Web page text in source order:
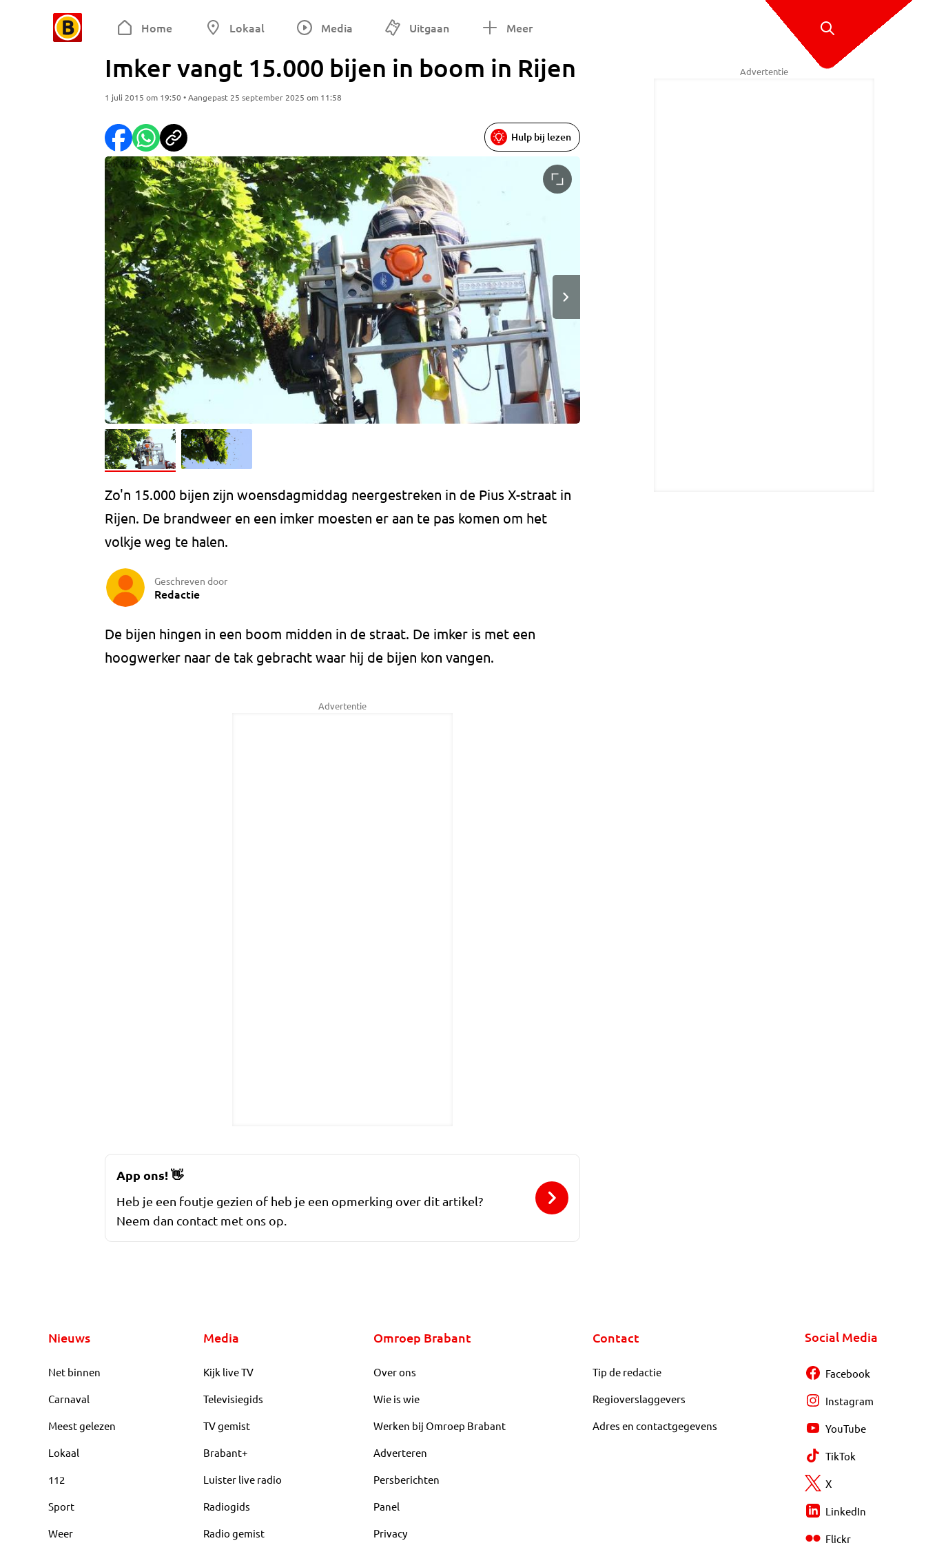
Home Lokaal Media Uitgaan Meer
Imker vangt 15.000 bijen in boom in Rijen
1 juli 2015 om 19:50 • Aangepast 25 september 2025 om 11:58
Foto: Koen Wouters/Stuve fotografie
Hulp bij lezen
Zo'n 15.000 bijen zijn woensdagmiddag neergestreken in de Pius X-straat in
Rijen. De brandweer en een imker moesten er aan te pas komen om het
volkje weg te halen.
Geschreven door
Redactie
De bijen hingen in een boom midden in de straat. De imker is met een
hoogwerker naar de tak gebracht waar hij de bijen kon vangen.
Advertentie
Advertentie
App ons!👋
Heb je een foutje gezien of heb je een opmerking over dit artikel?
Neem dan contact met ons op.
Nieuws
Net binnen
Carnaval
Meest gelezen
Lokaal
112
Sport
Weer
Media
Kijk live TV
Televisiegids
TV gemist
Brabant+
Luister live radio
Radiogids
Radio gemist
Omroep Brabant
Over ons
Wie is wie
Werken bij Omroep Brabant
Adverteren
Persberichten
Panel
Privacy
Contact
Tip de redactie
Regioverslaggevers
Adres en contactgegevens
Social Media
Facebook
Instagram
YouTube
TikTok
X
LinkedIn
Flickr